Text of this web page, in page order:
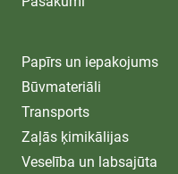
Papīrs un iepakojums
Būvmateriāli
Transports
Zaļās ķimikālijas
Veselība un labsajūta